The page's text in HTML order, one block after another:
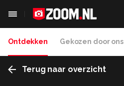
Ontdekken Gekozen door ons
Terug naar overzicht